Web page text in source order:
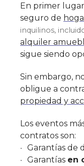
En primer
seguro de
inquilinos,
alquiler
sigue siendo
Sin embargo,
obligue a
propiedad y
Los eventos
contratos son:
Garantías de
Garantías en